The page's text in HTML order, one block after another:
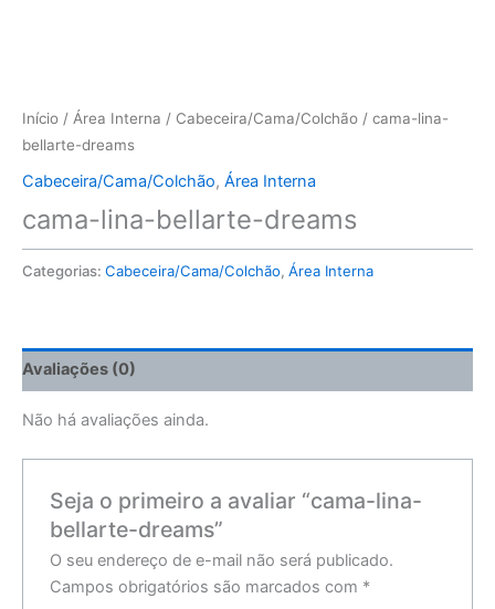
Início / Área Interna / Cabeceira/Cama/Colchão / cama-lina-
bellarte-dreams
Cabeceira/Cama/Colchão, Área Interna
cama-lina-bellarte-dreams
Categorias: Cabeceira/Cama/Colchão, Área Interna
Avaliações (0)
Não há avaliações ainda.
Seja o primeiro a avaliar “cama-lina-
bellarte-dreams”
O seu endereço de e-mail não será publicado.
Campos obrigatórios são marcados com *